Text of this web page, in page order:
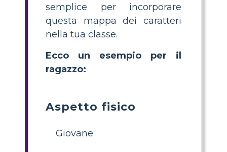
semplice per incorporare
questa mappa dei caratteri
nella tua classe.
Ecco un esempio per il
ragazzo:
Aspetto fisico
Giovane